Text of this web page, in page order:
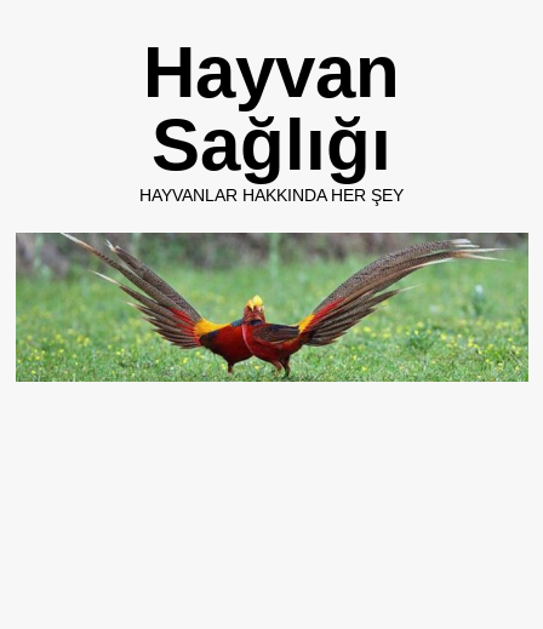
Hayvan
Sağlığı
HAYVANLAR HAKKINDA HER ŞEY